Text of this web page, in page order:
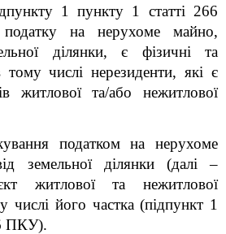
1 пункту 1 статті 266
на нерухоме майно,
ділянки, є фізичні та
числі нерезиденти, які є
житлової та/або нежитлової
податком на нерухоме
земельної ділянки (далі –
житлової та нежитлової
числі його частка (підпункт 1
ПКУ).